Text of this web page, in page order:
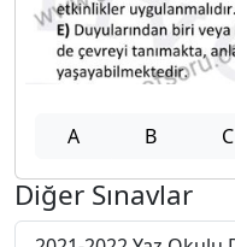
A B C
Diğer Sınavlar